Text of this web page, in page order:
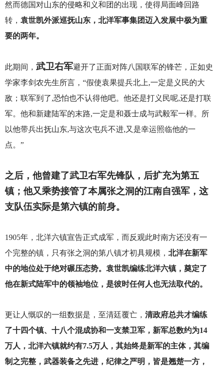
然而德国对山东的侵略和义和团的出现，使得局面峰回路
转， 袁世凯外派巡抚山东，北洋军事集团迈入发展中极为重
要的两年。
此期间， 武卫右军避开了正面对阵八国联军的锋芒，正如史
学家李剑农先生所言，“假使袁果提兵北上,一定是义民的大
敌；联军到了,恐怕也不认得他吧。他还是打义民呢,还是打联
军。他和新建陆军的末路,一定是和聂士成与武毅军一样。所
以他带兵出抚山东,与这次屯兵不进,又是幸运照临他的一
点。”
之后，他曾建了武卫右军先锋队，后扩充为第五
镇；他又乘势接管了本属张之洞的江南自强军，这
支队伍实际是第六镇的前身。
1905年，北洋六镇宣告正式成军，而反观此时南方还没有一
个完整的镇，只有张之洞的第八镇才初具规模， 北洋在新军
中的地位处于绝对碾压态势。袁世凯编练北洋六镇，奠定了
他在新式陆军中的领袖地位，是彼时任何人也无法取代的。
更让人慨叹的一组数据是，至清廷覆亡， 清政府总共才编练
了十四个镇、十八个混成协和一支禁卫军，新军总数约为14
万人，北洋六镇就约有7.5万人，其始终是新军的主体，其编
制之完整，武器装备之先进，纪律之严明，皆是翘楚一方，